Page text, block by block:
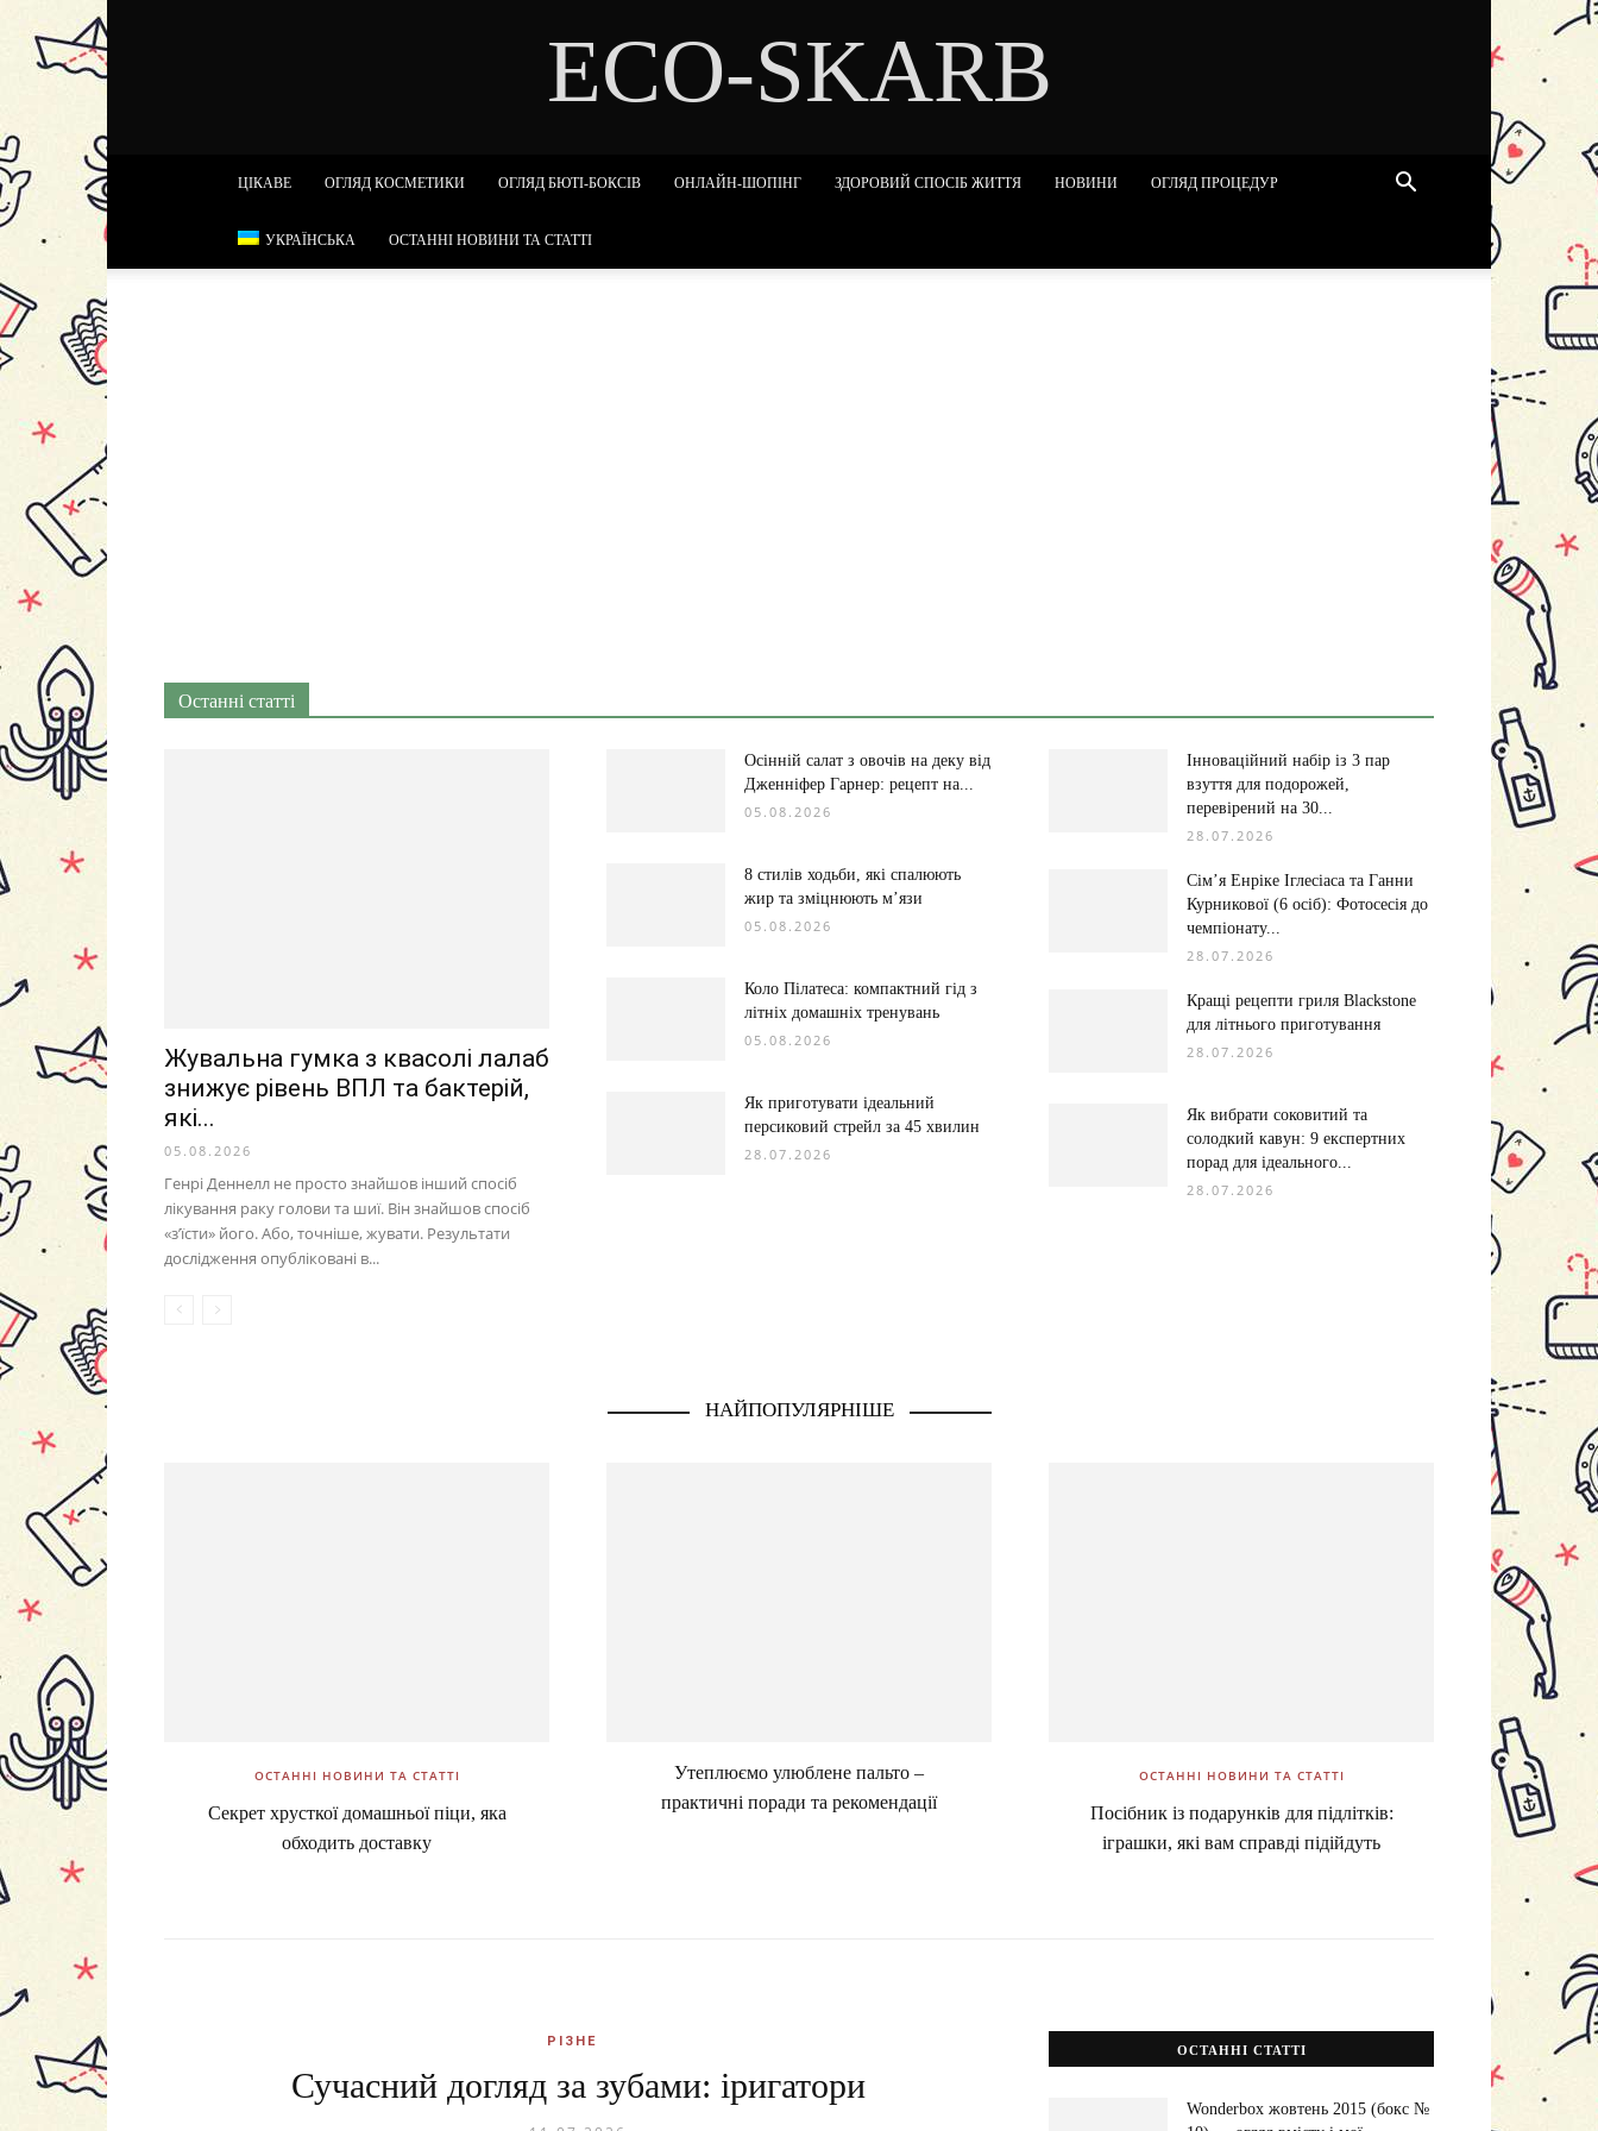
ECO-SKARB
ЦІКАВЕ ОГЛЯД КОСМЕТИКИ ОГЛЯД БЮТІ-БОКСІВ ОНЛАЙН-ШОПІНГ ЗДОРОВИЙ СПОСІБ ЖИТТЯ НОВИНИ ОГЛЯД ПРОЦЕДУР
УКРАЇНСЬКА ОСТАННІ НОВИНИ ТА СТАТТІ
Останні статті
Жувальна гумка з квасолі лалаб
знижує рівень ВПЛ та бактерій,
які...
05.08.2026
Генрі Деннелл не просто знайшов інший спосіб
лікування раку голови та шиї. Він знайшов спосіб
«з’їсти» його. Або, точніше, жувати. Результати
дослідження опубліковані в...
Осінній салат з овочів на деку від
Дженніфер Гарнер: рецепт на...
05.08.2026
8 стилів ходьби, які спалюють
жир та зміцнюють м’язи
05.08.2026
Коло Пілатеса: компактний гід з
літніх домашніх тренувань
05.08.2026
Як приготувати ідеальний
персиковий стрейл за 45 хвилин
28.07.2026
Інноваційний набір із 3 пар
взуття для подорожей,
перевірений на 30...
28.07.2026
Сім’я Енріке Іглесіаса та Ганни
Курникової (6 осіб): Фотосесія до
чемпіонату...
28.07.2026
Кращі рецепти гриля Blackstone
для літнього приготування
28.07.2026
Як вибрати соковитий та
солодкий кавун: 9 експертних
порад для ідеального...
28.07.2026
НАЙПОПУЛЯРНІШЕ
ОСТАННІ НОВИНИ ТА СТАТТІ
Секрет хрусткої домашньої піци, яка
обходить доставку
Утеплюємо улюблене пальто –
практичні поради та рекомендації
ОСТАННІ НОВИНИ ТА СТАТТІ
Посібник із подарунків для підлітків:
іграшки, які вам справді підійдуть
РІЗНЕ
Сучасний догляд за зубами: іригатори
ОСТАННІ СТАТТІ
Wonderbox жовтень 2015 (бокс №